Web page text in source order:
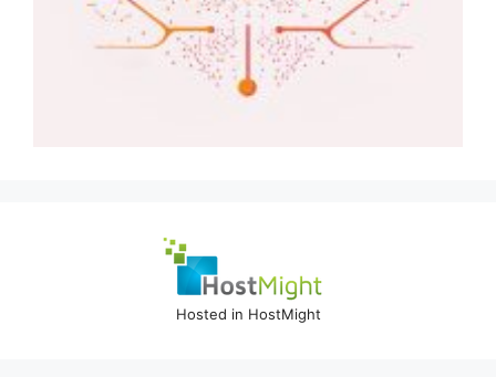
Hosted in HostMight